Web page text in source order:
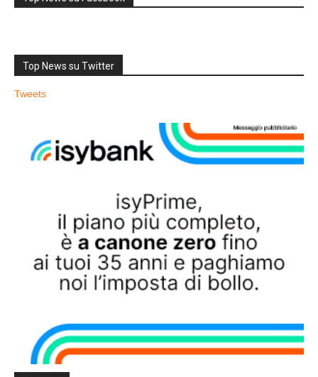
Top News su Twitter
Tweets